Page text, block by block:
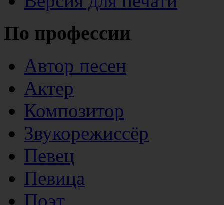
По профессии
Автор песен
Актер
Композитор
Звукорежиссёр
Певец
Певица
Поэт